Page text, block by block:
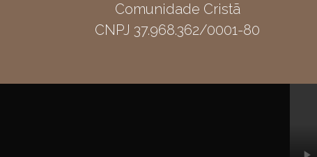
Comunidade Cristã
CNPJ 37.968.362/0001-80